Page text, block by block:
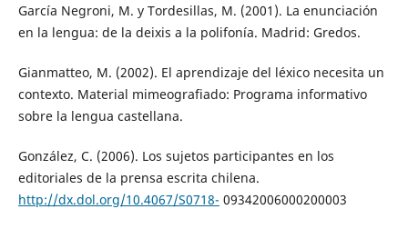
García Negroni, M. y Tordesillas, M. (2001). La enunciación
en la lengua: de la deixis a la polifonía. Madrid: Gredos.
Gianmatteo, M. (2002). El aprendizaje del léxico necesita un
contexto. Material mimeografiado: Programa informativo
sobre la lengua castellana.
González, C. (2006). Los sujetos participantes en los
editoriales de la prensa escrita chilena.
http://dx.dol.org/10.4067/S0718- 09342006000200003